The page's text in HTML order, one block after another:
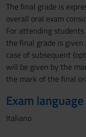
The final grade is
overall oral exam
For attending
the final grade is
case of subsequent
will be given by the
the mark of the final
Exam language
Italiano